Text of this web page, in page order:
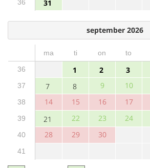
36 31
september 2026
ma ti on to
36
1 2 3
37 7 8 9 10
38 14 15 16 17
39 21 22 23 24
40 28 29 30
41